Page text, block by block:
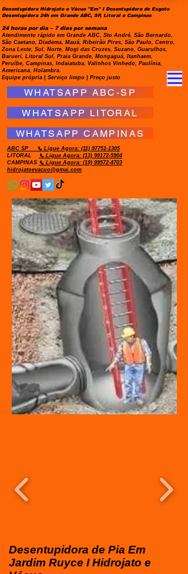
Desentupidora Hidrojato e Vácuo "Em" I Desentupidora de Esgoto
Desentupidora 24h em Grande ABC, SP, Litoral e Campinas
24 horas por dia – 7 dias por semana
Atendimento rápido em Grande ABC, Sto André, São Bernardo,
São Caetano, Diadema, Mauá, Ribeirão Pires, São Paulo, Centro,
Zona Leste, Sul, Norte, Mogi das Cruzes, Suzano, Guarulhos,
Barueri, Litoral Sul, Praia Grande, Mongaguá, Itanhaem,
Peruíbe, Campinas, Indaiatuba, Valinhos Vinhedo, Paulínia,
Americana, Holambra.
Equipe própria | Serviço limpo | Preço justo
WHATSAPP ABC-SP
WHATSAPP LITORAL
WHATSAPP CAMPINAS
ABC SP 📞 Ligue Agora: (11) 97751-1305
LITORAL
📞 Ligue Agora: (13) 99172-5904
CAMPINAS 📞 Ligue Agora: (19) 99572-4703
hidrojatoevacuo@gmai.com
Desentupidora de Pia Em
Jardim Ruyce I Hidrojato e